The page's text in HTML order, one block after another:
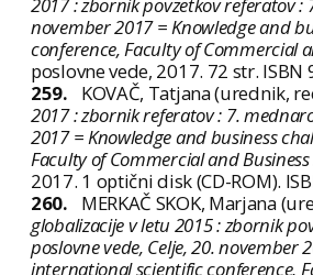
november 2017 = Knowledge and
conference, Faculty of Commercial
poslovne vede, 2017. 72 str.
259.
KOVAČ, Tatjana (urednik,
2017 : zbornik referatov : 7.
2017 = Knowledge and business
Faculty of Commercial and
2017. 1 optični disk (CD-ROM).
260.
MERKAČ SKOK, Marjana
globalizacije v letu 2015 : zbornik
poslovne vede, Celje, 20.
international scientific conference,